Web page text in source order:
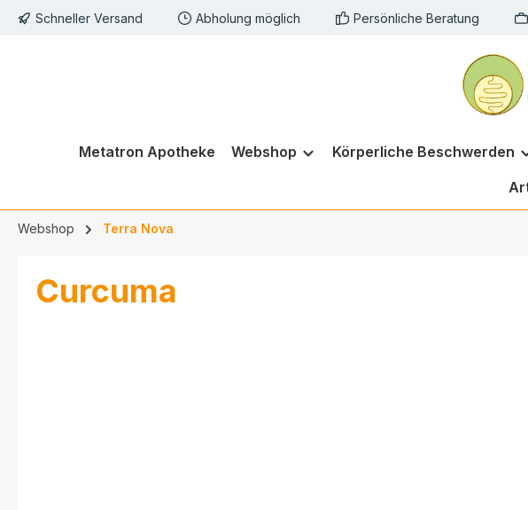
Zur Hauptnavigation springen
Schneller Versand Abholung möglich Persönliche Beratung
Metatron Apotheke Webshop Körperliche Beschwerden
Webshop Terra Nova
Curcuma